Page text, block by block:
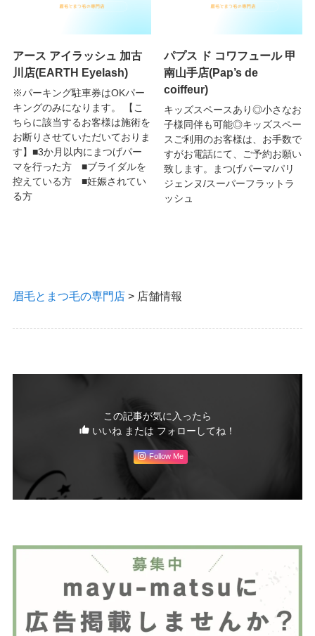
アース アイラッシュ 加古
川店(EARTH Eyelash)
※パーキング駐車券はOKパー
キングのみになります。 【こ
ちらに該当するお客様は施術を
お断りさせていただいておりま
す】■3か月以内にまつげパー
マを行った方 ■ブライダルを
控えている方 ■妊娠されてい
る方
パプス ド コワフュール 甲
南山手店(Pap’s de
coiffeur)
キッズスペースあり◎小さなお
子様同伴も可能◎キッズスペー
スご利用のお客様は、お手数で
すがお電話にて、ご予約お願い
致します。まつげパーマ/パリ
ジェンヌ/スーパーフラットラ
ッシュ
眉毛とまつ毛の専門店> 店舗情報
この記事が気に入ったら
いいね または フォローしてね！
Follow Me